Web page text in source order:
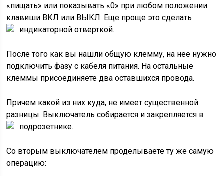
«пищать» или показывать «0» при любом положении
клавиши ВКЛ или ВЫКЛ. Еще проще это сделать
индикаторной отверткой.
После того как вы нашли общую клемму, на нее нужно
подключить фазу с кабеля питания. На остальные
клеммы присоединяете два оставшихся провода.
Причем какой из них куда, не имеет существенной
разницы. Выключатель собирается и закрепляется в
подрозетнике.
Со вторым выключателем проделываете ту же самую
операцию: